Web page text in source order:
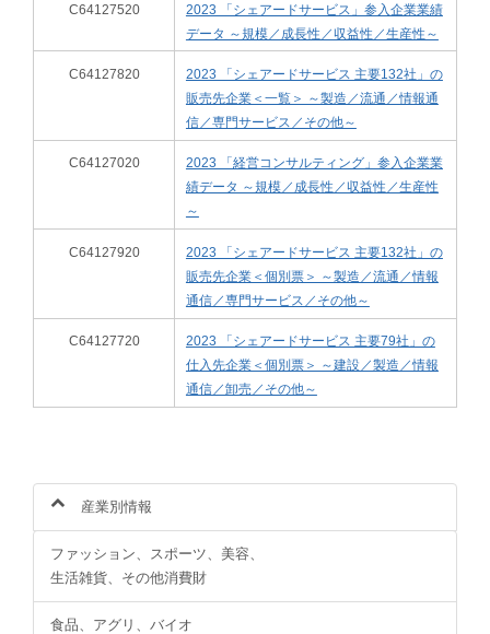
C64127520
2023 「シェアードサービス」参入企業業績
データ ～規模／成長性／収益性／生産性～
C64127820
2023 「シェアードサービス 主要132社」の
販売先企業＜一覧＞ ～製造／流通／情報通
信／専門サービス／その他～
C64127020
2023 「経営コンサルティング」参入企業業
績データ ～規模／成長性／収益性／生産性
～
C64127920
2023 「シェアードサービス 主要132社」の
販売先企業＜個別票＞ ～製造／流通／情報
通信／専門サービス／その他～
C64127720
2023 「シェアードサービス 主要79社」の
仕入先企業＜個別票＞ ～建設／製造／情報
通信／卸売／その他～
産業別情報
ファッション、スポーツ、美容、
生活雑貨、その他消費財
食品、アグリ、バイオ